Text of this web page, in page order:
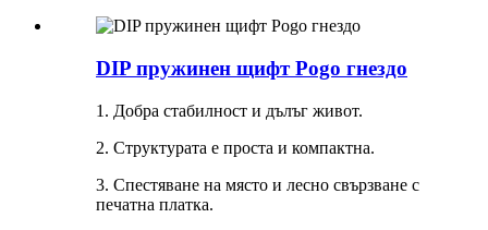
DIP пружинен щифт Pogo гнездо
1. Добра стабилност и дълъг живот.
2. Структурата е проста и компактна.
3. Спестяване на място и лесно свързване с
печатна платка.